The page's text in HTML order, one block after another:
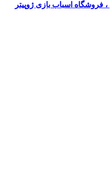
فروشگاه اسباب بازی ژوپیتر